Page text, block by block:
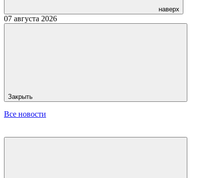
наверх
07 августа 2026
Закрыть
Все новости